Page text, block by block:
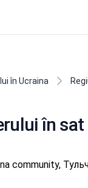
în Ucraina
în sat
community,